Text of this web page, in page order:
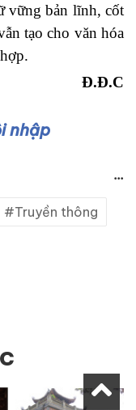
vững bản lĩnh, cốt
tạo cho văn hóa
Đ.Đ.C
nhập
...
Truyền thông